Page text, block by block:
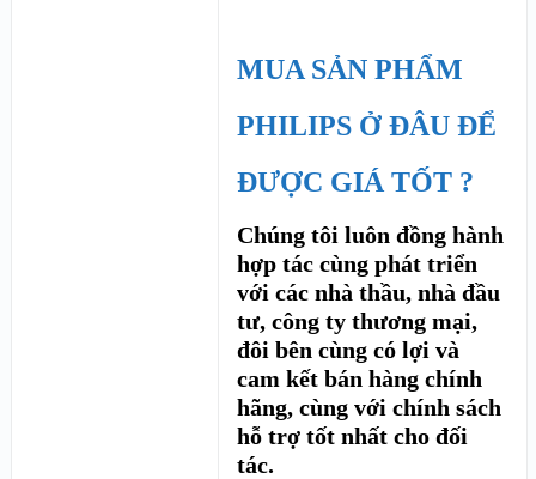
MUA SẢN PHẨM
PHILIPS Ở ĐÂU ĐỂ
ĐƯỢC GIÁ TỐT ?
Chúng tôi luôn đồng hành
hợp tác cùng phát triển
với các nhà thầu, nhà đầu
tư, công ty thương mại,
đôi bên cùng có lợi và
cam kết bán hàng chính
hãng, cùng với chính sách
hỗ trợ tốt nhất cho đối
tác.